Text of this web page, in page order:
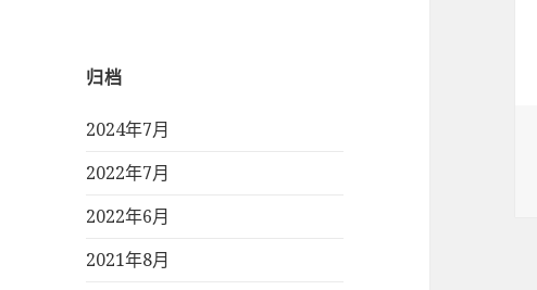
归档
2024年7月
2022年7月
2022年6月
2021年8月